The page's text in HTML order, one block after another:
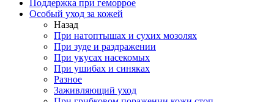
Поддержка при геморрое
Особый уход за кожей
Назад
При натоптышах и сухих мозолях
При зуде и раздражении
При укусах насекомых
При ушибах и синяках
Разное
Заживляющий уход